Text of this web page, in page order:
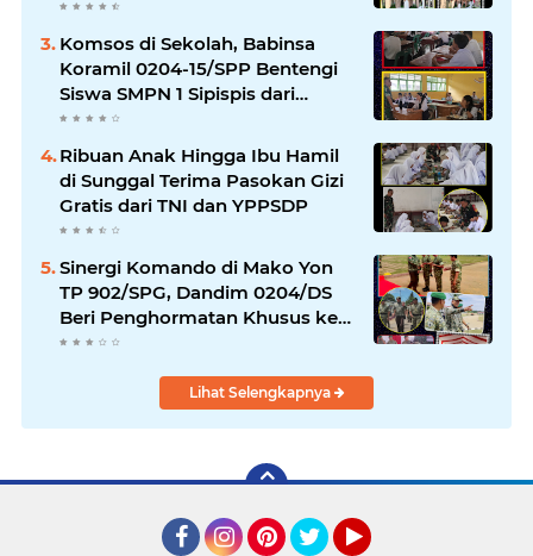
Komsos di Sekolah, Babinsa
Koramil 0204-15/SPP Bentengi
Siswa SMPN 1 Sipispis dari
Bahaya Narkotika
Ribuan Anak Hingga Ibu Hamil
di Sunggal Terima Pasokan Gizi
Gratis dari TNI dan YPPSDP
Sinergi Komando di Mako Yon
TP 902/SPG, Dandim 0204/DS
Beri Penghormatan Khusus ke
Menhan RI
Lihat Selengkapnya